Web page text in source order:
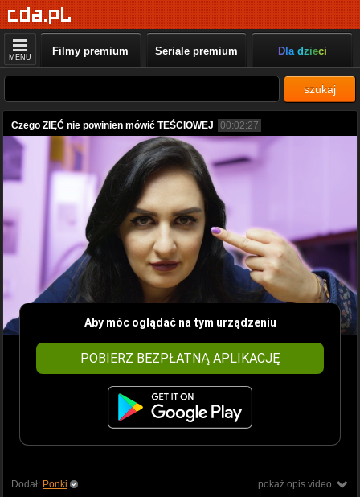
MENU Filmy premium Seriale premium Dla dzieci
szukaj
Czego ZIĘĆ nie powinien mówić TEŚCIOWEJ 00:02:27
Aby móc oglądać na tym urządzeniu
POBIERZ BEZPŁATNĄ APLIKACJĘ
pokaż opis video
Dodał: Ponki